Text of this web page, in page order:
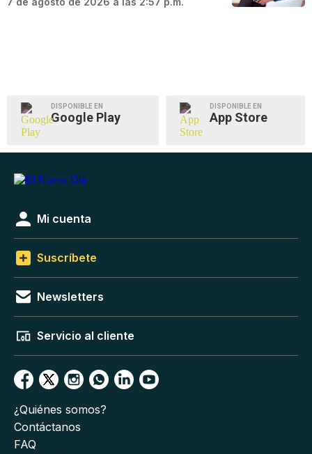
DISPONIBLE EN
Google Play
DISPONIBLE EN
App Store
Mi cuenta
Suscríbete
Newsletters
Servicio al cliente
¿Quiénes somos?
Contáctanos
FAQ